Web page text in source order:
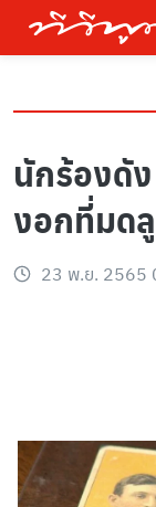
นักร้องดั
งอกที่มด
23 พ.ย. 2565